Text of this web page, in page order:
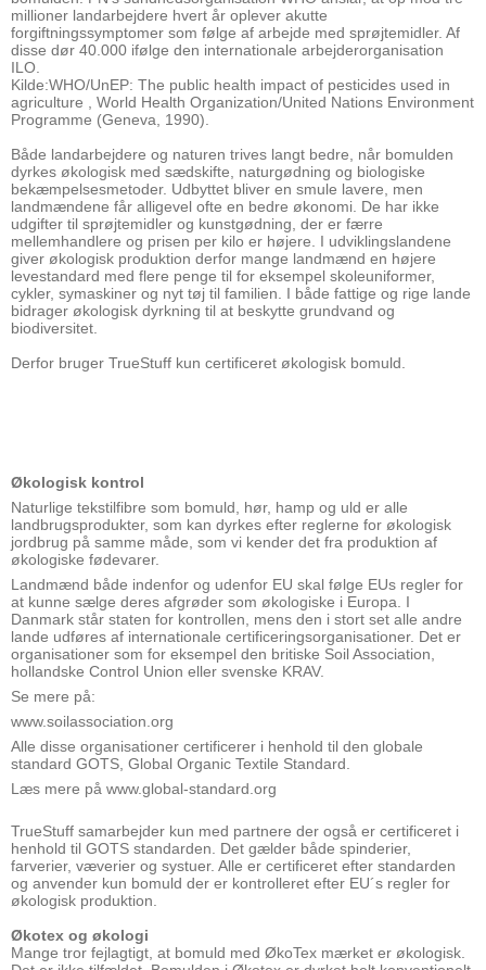
millioner landarbejdere hvert år oplever akutte
forgiftningssymptomer som følge af arbejde med sprøjtemidler. Af
disse dør 40.000 ifølge den internationale arbejderorganisation
ILO.
Kilde:WHO/UnEP: The public health impact of pesticides used in
agriculture , World Health Organization/United Nations Environment
Programme (Geneva, 1990).
Både landarbejdere og naturen trives langt bedre, når bomulden
dyrkes økologisk med sædskifte, naturgødning og biologiske
bekæmpelsesmetoder. Udbyttet bliver en smule lavere, men
landmændene får alligevel ofte en bedre økonomi. De har ikke
udgifter til sprøjtemidler og kunstgødning, der er færre
mellemhandlere og prisen per kilo er højere. I udviklingslandene
giver økologisk produktion derfor mange landmænd en højere
levestandard med flere penge til for eksempel skoleuniformer,
cykler, symaskiner og nyt tøj til familien. I både fattige og rige lande
bidrager økologisk dyrkning til at beskytte grundvand og
biodiversitet.
Derfor bruger TrueStuff kun certificeret økologisk bomuld.
Økologisk kontrol
Naturlige tekstilfibre som bomuld, hør, hamp og uld er alle
landbrugsprodukter, som kan dyrkes efter reglerne for økologisk
jordbrug på samme måde, som vi kender det fra produktion af
økologiske fødevarer.
Landmænd både indenfor og udenfor EU skal følge EUs regler for
at kunne sælge deres afgrøder som økologiske i Europa. I
Danmark står staten for kontrollen, mens den i stort set alle andre
lande udføres af internationale certificeringsorganisationer. Det er
organisationer som for eksempel den britiske Soil Association,
hollandske Control Union eller svenske KRAV.
Se mere på:
www.soilassociation.org
Alle disse organisationer certificerer i henhold til den globale
standard GOTS, Global Organic Textile Standard.
Læs mere på www.global-standard.org
TrueStuff samarbejder kun med partnere der også er certificeret i
henhold til GOTS standarden. Det gælder både spinderier,
farverier, væverier og systuer. Alle er certificeret efter standarden
og anvender kun bomuld der er kontrolleret efter EU´s regler for
økologisk produktion.
Økotex og økologi
Mange tror fejlagtigt, at bomuld med ØkoTex mærket er økologisk.